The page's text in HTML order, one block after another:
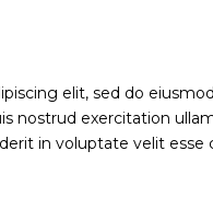
elit, sed do
nostrud exercitation
in voluptate velit esse